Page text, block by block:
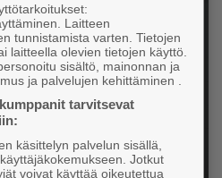
työllistivät vuonna 2021
000
Laitteen
tunnistamista varten. Tietojen
laitteella olevien tietojen käyttö.
sisältö, mainonnan ja
ja palvelujen kehittäminen .
tarvitsevat
käsittelyn palvelun sisällä,
Jotkut
voivat käyttää oikeutettua